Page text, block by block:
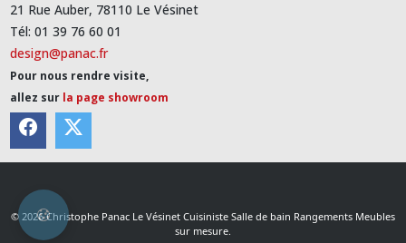
21 Rue Auber, 78110 Le Vésinet
Tél: 01 39 76 60 01
design@panac.fr
Pour nous rendre visite,
allez sur la page showroom
© 2026 Christophe Panac Le Vésinet Cuisiniste Salle de bain Rangements Meubles
sur mesure.